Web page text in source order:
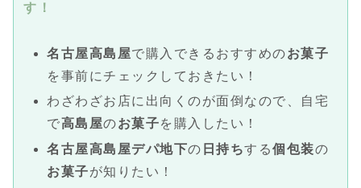
す！
名古屋高島屋で購入できるおすすめのお菓子
を事前にチェックしておきたい！
わざわざお店に出向くのが面倒なので、自宅
で高島屋のお菓子を購入したい！
名古屋高島屋デパ地下の 日持ちする個包装の
お菓子が知りたい！